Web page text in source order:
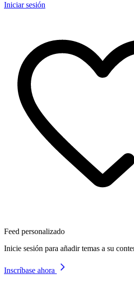
Iniciar sesión
Feed personalizado
Inicie sesión para añadir temas a su
Inscríbase ahora